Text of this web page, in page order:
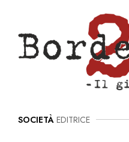
SOCIETÀ EDITRICE